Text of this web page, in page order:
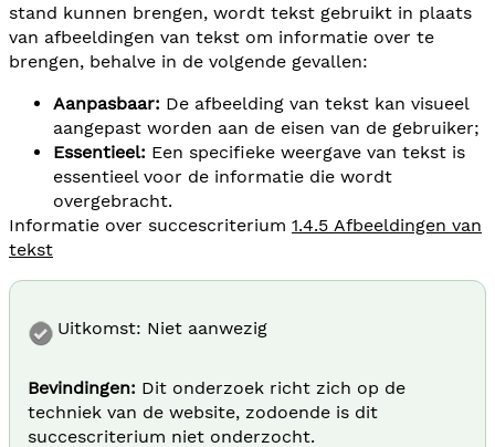
stand kunnen brengen, wordt tekst gebruikt in plaats
van afbeeldingen van tekst om informatie over te
brengen, behalve in de volgende gevallen:
Aanpasbaar: De afbeelding van tekst kan visueel
aangepast worden aan de eisen van de gebruiker;
Essentieel: Een specifieke weergave van tekst is
essentieel voor de informatie die wordt
overgebracht.
Informatie over succescriterium 1.4.5 Afbeeldingen van
tekst
Uitkomst: Niet aanwezig
Bevindingen: Dit onderzoek richt zich op de
techniek van de website, zodoende is dit
succescriterium niet onderzocht.